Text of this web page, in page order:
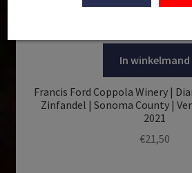
In winkelmand
Francis Ford Coppola Winery |
Zinfandel | Sonoma County |
2021
€21,50